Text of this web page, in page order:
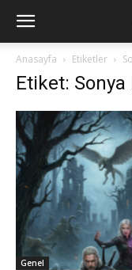
Anasayfa Etiketler
Etiket:
Genel